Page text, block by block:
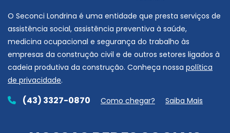
O Seconci Londrina é uma entidade que presta serviços de
assistência social, assistência preventiva à saúde,
medicina ocupacional e segurança do trabalho às
empresas da construção civil e de outros setores ligados à
cadeia produtiva da construção. Conheça nossa política
de privacidade.
(43) 3327-0870 Como chegar? Saiba Mais